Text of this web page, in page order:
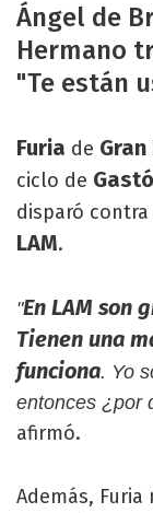
Ángel de
Hermano
"Te están
Furia de
ciclo de
disparó contra
LAM.
"En LAM son
Tienen una
funciona. Yo
entonces ¿por
afirmó.
Además,